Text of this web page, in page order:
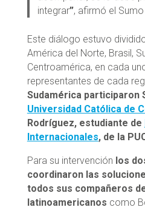
integrar”, afirmó el
Este diálogo estuvo
América del Norte, Brasil,
Centroamérica, en cada
representantes de cada
Sudamérica participaron
Universidad Católica de
Rodríguez, estudiante de
Internacionales, de la
Para su intervención los
coordinaron las
todos sus compañeros
latinoamericanos como